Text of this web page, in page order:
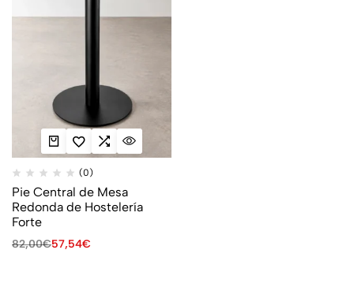
(0)
Pie Central de Mesa
Redonda de Hostelería
Forte
82,00€57,54€